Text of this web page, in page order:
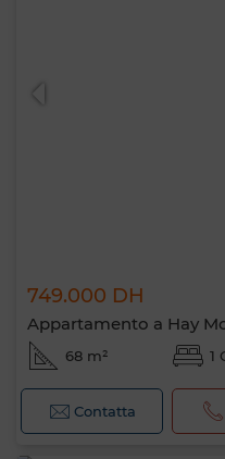
749.000 DH
Appartamento a Hay
68 m² 1
Contatta